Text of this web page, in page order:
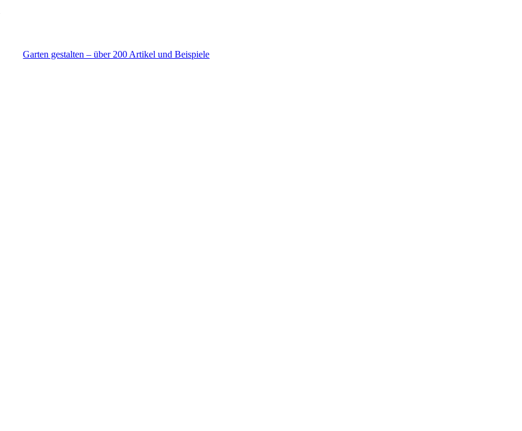
Garten gestalten – über 200 Artikel und Beispiele